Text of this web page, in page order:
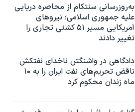
به‌روزرسانی سنتکام از محاصره دریایی
علیه جمهوری اسلامی؛ نیروهای
آمریکایی مسیر ۵۱ کشتی تجاری را
تغییر دادند
دادگاهی در واشنگتن ناخدای نفتکش
ناقض تحریم‌های نفت ایران را به ۱۰
ماه زندان محکوم کرد